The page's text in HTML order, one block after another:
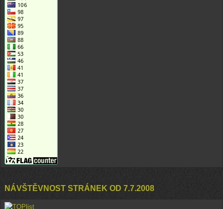
NÁVŠTĚVNOST STRÁNEK OD 7.7.2008